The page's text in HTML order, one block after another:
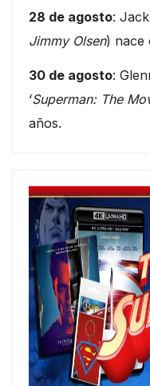
28 de agosto:
Jimmy Olsen) nace
30 de agosto:
‘Superman: The
años.